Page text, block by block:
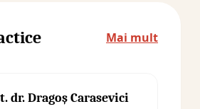
Mai mult
dr. Dragoş Carasevici